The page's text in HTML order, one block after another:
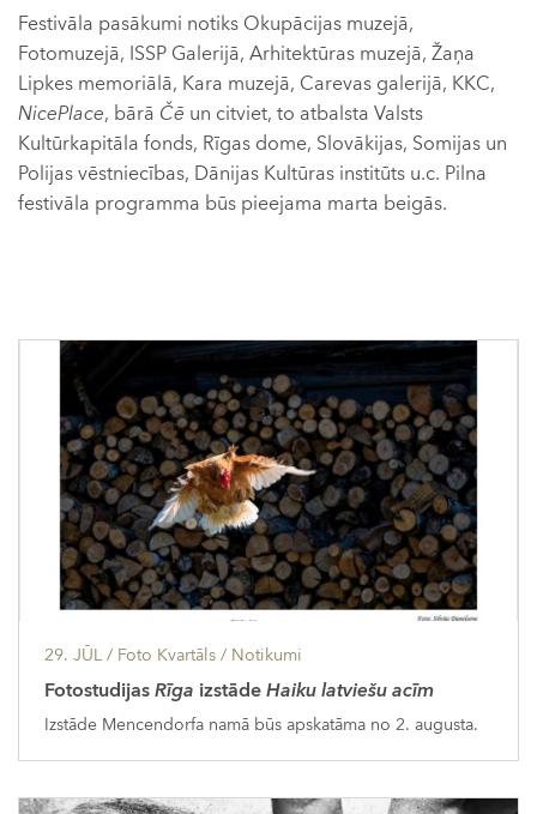
Festivāla pasākumi notiks Okupācijas muzejā,
Fotomuzejā, ISSP Galerijā, Arhitektūras muzejā, Žaņa
Lipkes memoriālā, Kara muzejā, Carevas galerijā, KKC,
NicePlace, bārā Čē un citviet, to atbalsta Valsts
Kultūrkapitāla fonds, Rīgas dome, Slovākijas, Somijas un
Polijas vēstniecības, Dānijas Kultūras institūts u.c. Pilna
festivāla programma būs pieejama marta beigās.
29. JŪL / Foto Kvartāls / Notikumi
FotostudijasRīga izstādeHaiku latviešu acīm
Izstāde Mencendorfa namā būs apskatāma no 2. augusta.